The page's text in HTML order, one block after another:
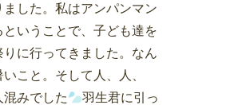
ました。私はアンパンマン
ということで、子ども達を
に行ってきました。なん
こと。そして人、人、
混みでした
羽生君に引っ